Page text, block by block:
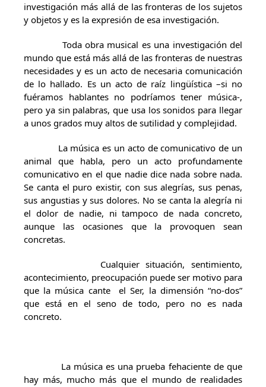
investigación más allá de las fronteras de los sujetos
y objetos y es la expresión de esa investigación.
Toda obra musical es una investigación del
mundo que está más allá de las fronteras de nuestras
necesidades y es un acto de necesaria comunicación
de lo hallado. Es un acto de raíz lingüística –si no
fuéramos hablantes no podríamos tener música-,
pero ya sin palabras, que usa los sonidos para llegar
a unos grados muy altos de sutilidad y complejidad.
La música es un acto de comunicativo de un
animal que habla, pero un acto profundamente
comunicativo en el que nadie dice nada sobre nada.
Se canta el puro existir, con sus alegrías, sus penas,
sus angustias y sus dolores. No se canta la alegría ni
el dolor de nadie, ni tampoco de nada concreto,
aunque las ocasiones que la provoquen sean
concretas.
Cualquier situación, sentimiento,
acontecimiento, preocupación puede ser motivo para
que la música cante el Ser, la dimensión “no-dos”
que está en el seno de todo, pero no es nada
concreto.
La música es una prueba fehaciente de que
hay más, mucho más que el mundo de realidades